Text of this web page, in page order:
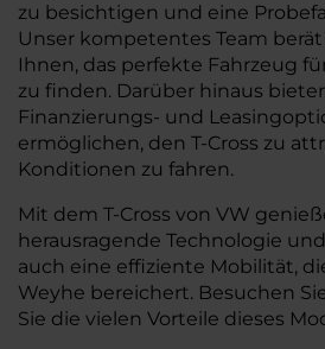
zu besichtigen und eine
Unser kompetentes Team
Ihnen, das perfekte Fahrzeug
zu finden. Darüber hinaus
Finanzierungs- und
ermöglichen, den T-Cross zu
Konditionen zu fahren.
Mit dem T-Cross von VW
herausragende Technologie
auch eine effiziente Mobilität,
Weyhe bereichert. Besuchen
Sie die vielen Vorteile dieses